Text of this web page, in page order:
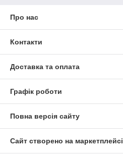
Про нас
Контакти
Доставка та оплата
Графік роботи
Повна версія сайту
Сайт створено на маркетплейсі